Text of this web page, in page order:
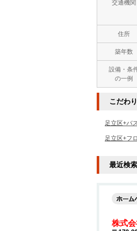
交通機関
住所
築年数
設備・条
の一例
こだわ
足立区+バ
足立区+フ
最近検
株式